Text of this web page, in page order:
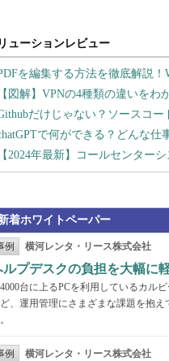
を編集する方法を徹底解説
【図解】VPNの4種類の違いを
だけじゃない？ソースコ
で何ができる？どんな仕
【2024年最新】コールセンター
着ホワイトペーパー
例 横河レンタ・リース株式会社
ルプデスクの負担を大幅に
台に上るPCを利用しているカル
、運用管理にさまざまな課題を抱
例 横河レンタ・リース株式会社